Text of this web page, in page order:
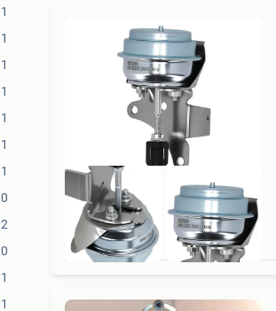
1
1
1
1
1
1
1
0
2
0
1
1